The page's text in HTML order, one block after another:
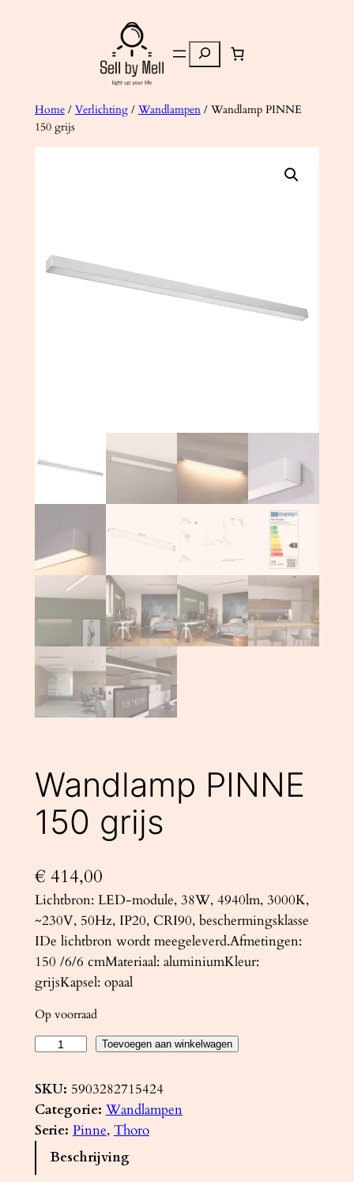
Zoeken
Home/ Verlichting/ Wandlampen/ Wandlamp PINNE
150 grijs
Wandlamp PINNE
150 grijs
€ 414,00
Lichtbron: LED-module, 38W, 4940lm, 3000K,
~230V, 50Hz, IP20, CRI90, beschermingsklasse
IDe lichtbron wordt meegeleverd.Afmetingen:
150 /6/6 cmMateriaal: aluminiumKleur:
grijsKapsel: opaal
Op voorraad
n
d
l
Toevoegen aan winkelwagen
SKU: 5903282715424
Categorie: Wandlampen
Serie: Pinne, Thoro
Beschrijving